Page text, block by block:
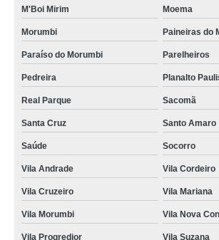
empresas que fazem cordão de crachá Vila
gráfica de cordão para crachá em poliéster
empresas que fazem cordão para crachá digital
empresas que fazem cordão em poliéster para
cordões de crachás Pedreira
cordões para crachás em silk Iguape
cordões para crachás personalizado Indianópolis
empresas que fazem cordão para crachá em
M'Boi Mirim Moema
Morumbi Paineiras do
Paraíso do Morumbi Parelheiros
Pedreira Planalto
Real Parque Sacomã
Santa Cruz Santo Amaro
Saúde Socorro
Vila Andrade Vila Cordeiro
Vila Cruzeiro Vila Mariana
Vila Morumbi Vila Nova
Vila Progredior Vila Suzana